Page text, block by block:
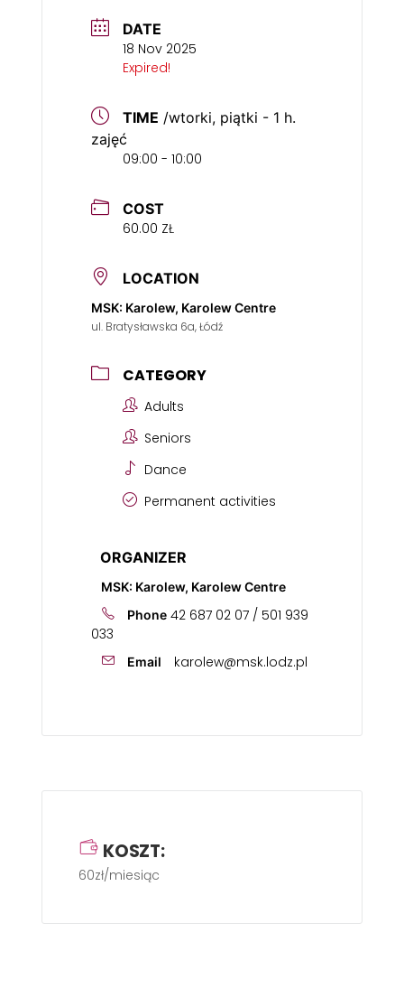
DATE
18 Nov 2025
Expired!
TIME /wtorki, piątki - 1 h.
zajęć
09:00 - 10:00
COST
60.00 ZŁ
LOCATION
MSK: Karolew, Karolew Centre
ul. Bratysławska 6a, Łódź
CATEGORY
Adults
Seniors
Dance
Permanent activities
ORGANIZER
MSK: Karolew, Karolew Centre
Phone 42 687 02 07 / 501 939
033
Email karolew@msk.lodz.pl
KOSZT:
60zł/miesiąc